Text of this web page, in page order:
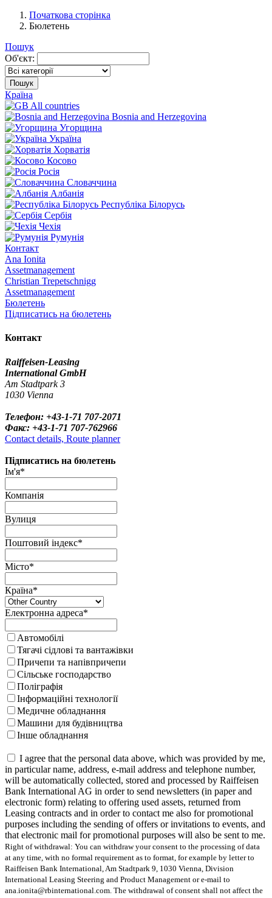
Початкова сторінка
Бюлетень
Пошук
Об'єкт:
Пошук
Країна
All countries
Bosnia and Herzegovina
Угорщина
Україна
Хорватія
Косово
Росія
Словаччина
Албанія
Республіка Білорусь
Сербія
Чехія
Румунія
Контакт
Ana Ionita
Assetmanagement
Christian Trepetschnigg
Assetmanagement
Бюлетень
Підписатись на бюлетень
Контакт
Raiffeisen-Leasing
International GmbH
Am Stadtpark 3
1030 Vienna
Телефон: +43-1-71 707-2071
Факс: +43-1-71 707-762966
Contact details, Route planner
Підписатись на бюлетень
Ім'я*
Компанія
Вулиця
Поштовий індекс*
Місто*
Країна*
Електронна адреса*
Автомобілі
Тягачі сідлові та вантажівки
Причепи та напівпричепи
Сільське господарство
Поліграфія
Інформаційні технології
Медичне обладнання
Машини для будівництва
Інше обладнання
I agree that the personal data above, which was provided by me,
in particular name, address, e-mail address and telephone number,
will be automatically collected, stored and processed by Raiffeisen
Bank International AG in order to send newsletters (in paper and
electronic form) relating to offering used assets, returned from
Leasing contracts and in order to contact me also for promotional
purposes including the sending of offers or invitations to events, and
that electronic mail for promotional purposes will also be sent to me.
Right of withdrawal: You can withdraw your consent to the processing of data
at any time, with no formal requirement as to format, for example by letter to
Raiffeisen Bank International, Am Stadtpark 9, 1030 Vienna, Division
International Leasing Steering and Product Management or e-mail to
ana.ionita@rbinternational.com. The withdrawal of consent shall not affect the